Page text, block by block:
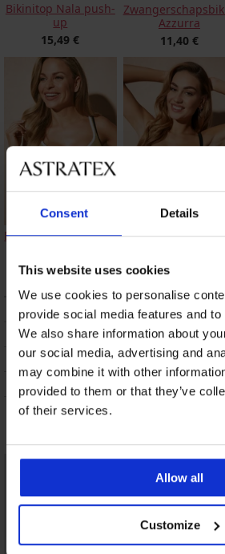
Consent Details
This website uses cookies
We use cookies to personalise
provide social media features and
We also share information about
our social media, advertising and
may combine it with other
provided to them or that they’ve
of their services.
Allow all
Customize
Bikinitop Nala push-
up
15,49 €
Azzurra
11,40 €
Bikinitop Maia Zari II
Bikinitop Angele
83,99 €
BESCHRIJVING
VERZENDING EN BETALING
RUILEN
ONDERHOUD EN WASSEN